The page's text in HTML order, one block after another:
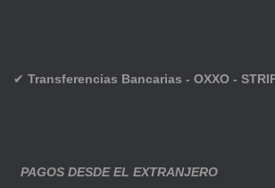
✔ Transferencias Bancarias - OXXO -
PAGOS DESDE EL EXTRANJERO